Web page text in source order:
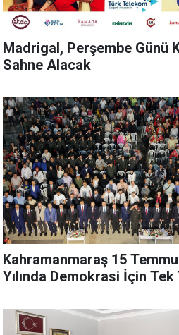
Madrigal, Perşembe Günü
Sahne Alacak
Kahramanmaraş 15
Yılında Demokrasi İçin